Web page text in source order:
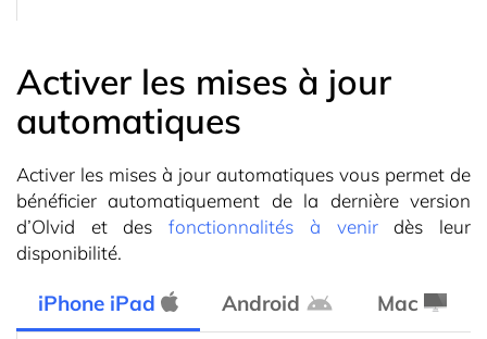
Activer les mises à jour
automatiques
Activer les mises à jour automatiques vous permet de
bénéficier automatiquement de la dernière version
d’Olvid et desfonctionnalités à venirdès leur
disponibilité.
iPhone iPad Android Mac